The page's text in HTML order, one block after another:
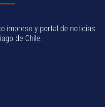
impreso y portal de noticias
de Chile.